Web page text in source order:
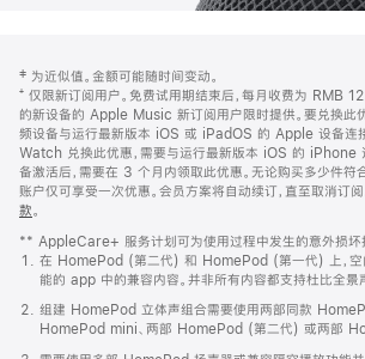
页
页
脚
注
‡ 为近似值。金额可能随时间变动。
⁺ 仅限新订阅用户。免费试用期结束后，每月收费为 RMB
的新设备的 Apple Music 新订阅用户限时提供。要兑换此
频设备与运行最新版本 iOS 或 iPadOS 的 Apple 设备连
Watch 兑换此优惠，需要与运行最新版本 iOS 的 iPhone
备激活后，需要在 3 个月内领取此优惠。无论购买多少件符
账户仅可享受一次优惠。会员方案将自动续订，直至取消订
款。
窗
口
中
打
开)
** AppleCare+ 服务计划可为使用过程中发生的意外损坏
在 HomePod (第二代) 和 HomePod (第一代) 上，空
能的 app 中的兼容内容。并非所有内容都支持杜比全景
组建 HomePod 立体声组合需要使用两部同款
HomePod mini、两部 HomePod (第二代) 或两部